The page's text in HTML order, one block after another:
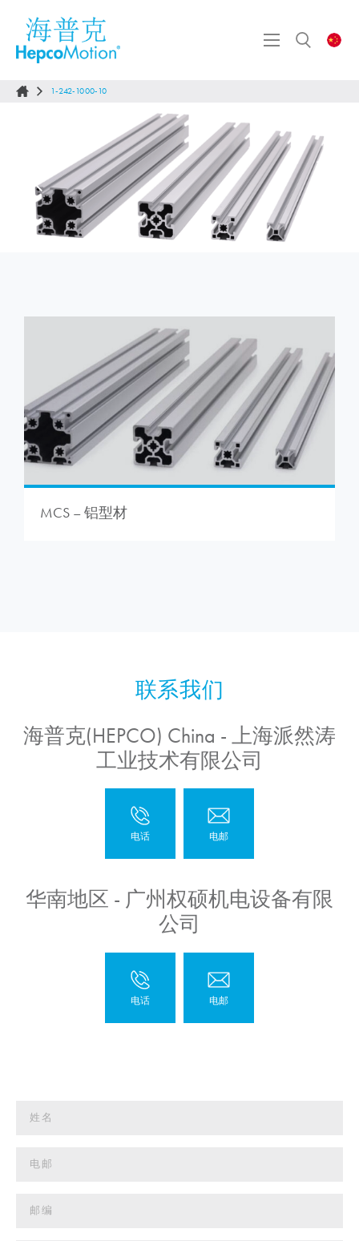
1-242-1000-10
MCS – 铝型材
海普克(HEPCO) China - 上海派然涛
工业技术有限公司
华南地区 - 广州权硕机电设备有限
公司